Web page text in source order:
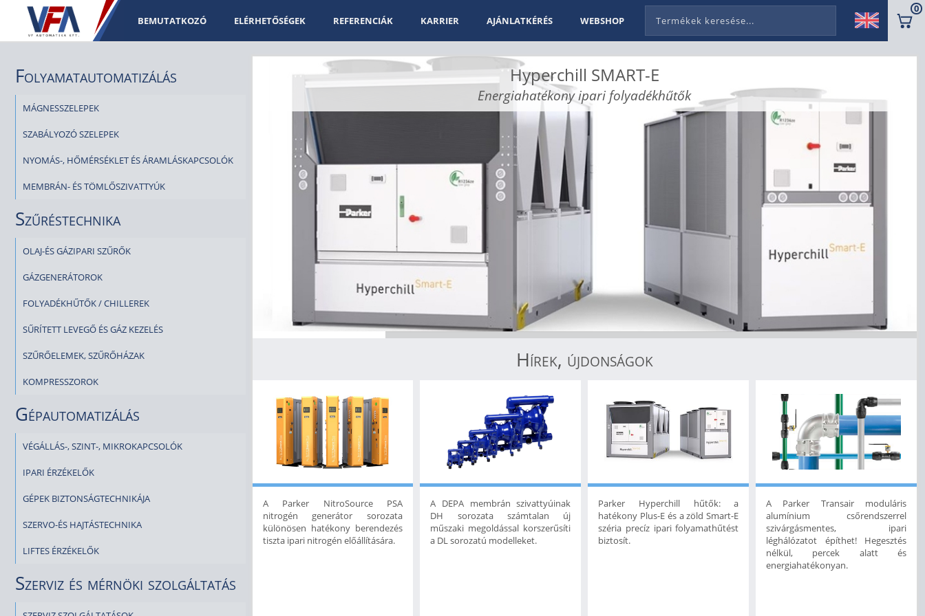
BEMUTATKOZÓ ELÉRHETŐSÉGEK REFERENCIÁK KARRIER AJÁNLATKÉRÉS WEBSHOP
0
Folyamatautomatizálás
MÁGNESSZELEPEK
SZABÁLYOZÓ SZELEPEK
NYOMÁS-, HŐMÉRSÉKLET ÉS ÁRAMLÁSKAPCSOLÓK
MEMBRÁN- ÉS TÖMLŐSZIVATTYÚK
Szűréstechnika
OLAJ-ÉS GÁZIPARI SZŰRŐK
GÁZGENERÁTOROK
FOLYADÉKHŰTŐK / CHILLEREK
SŰRÍTETT LEVEGŐ ÉS GÁZ KEZELÉS
SZŰRŐELEMEK, SZŰRŐHÁZAK
KOMPRESSZOROK
Gépautomatizálás
VÉGÁLLÁS-, SZINT-, MIKROKAPCSOLÓK
IPARI ÉRZÉKELŐK
GÉPEK BIZTONSÁGTECHNIKÁJA
SZERVO-ÉS HAJTÁSTECHNIKA
LIFTES ÉRZÉKELŐK
Szerviz és mérnöki szolgáltatás
Hyperchill SMART-E
Energiahatékony ipari folyadékhűtők
Hírek, újdonságok
A Parker NitroSource PSA
nitrogén generátor sorozata
különösen hatékony berendezés
tiszta ipari nitrogén előállítására.
A DEPA membrán szivattyúinak
DH sorozata számtalan új
műszaki megoldással korszerűsíti
a DL sorozatú modelleket.
Parker Hyperchill hűtők: a
hatékony Plus-E és a zöld Smart-E
széria precíz ipari folyamathűtést
biztosít.
A Parker Transair moduláris
alumínium csőrendszerrel
szivárgásmentes, ipari
léghálózatot építhet! Hegesztés
nélkül, percek alatt és
energiahatékonyan.